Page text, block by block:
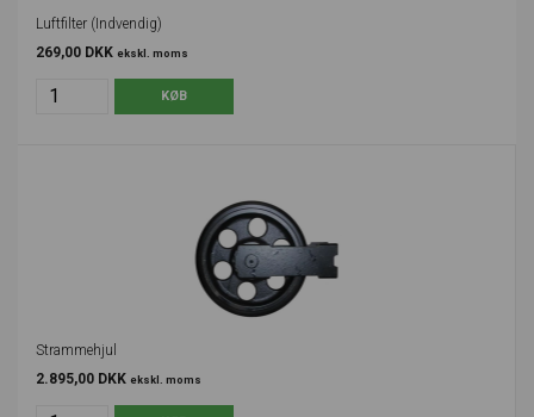
Luftfilter (Indvendig)
269,00 DKK ekskl. moms
Strammehjul
2.895,00 DKK ekskl. moms